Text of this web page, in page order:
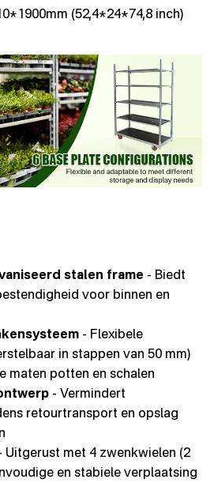
(52,4*24*74,8 inch)
stalen frame - Biedt
voor binnen en
- Flexibele
in stappen van 50 mm)
maten potten en schalen
- Vermindert
retourtransport en opslag
Uitgerust met 4 zwenkwielen (2
en stabiele verplaatsing